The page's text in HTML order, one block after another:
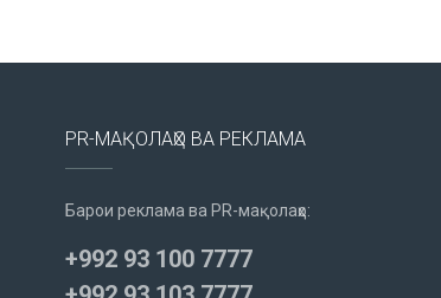
PR-МАҚОЛАҲО ВА РЕКЛАМА
Барои реклама ва PR-мақолаҳо:
+992 93 100 7777